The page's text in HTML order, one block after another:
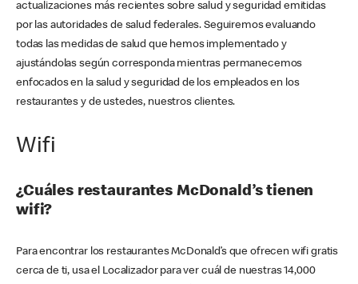
actualizaciones más recientes sobre salud y seguridad emitidas
por las autoridades de salud federales. Seguiremos evaluando
todas las medidas de salud que hemos implementado y
ajustándolas según corresponda mientras permanecemos
enfocados en la salud y seguridad de los empleados en los
restaurantes y de ustedes, nuestros clientes.
Wifi
¿Cuáles restaurantes McDonald’s tienen
wifi?
Para encontrar los restaurantes McDonald’s que ofrecen wifi gratis
cerca de ti, usa el Localizador para ver cuál de nuestras 14,000